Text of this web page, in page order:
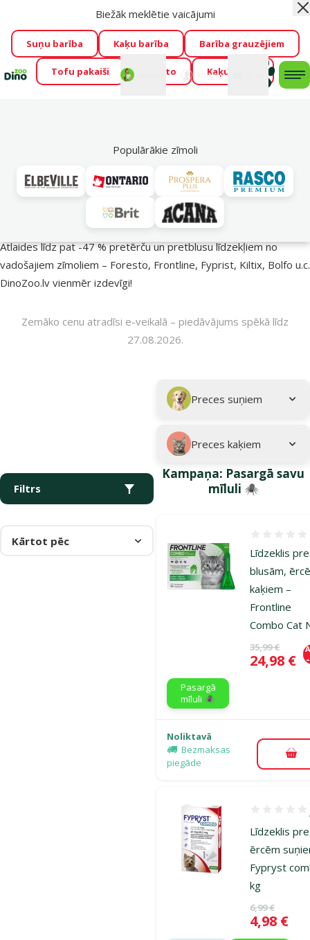
Visu mēnesi Dino Zoo piedāvā lieliskas cenas mīluļu TOP
barībām! 🍖→Skatīt piedāvājumu!
Fotokonkurss “GADA ŪSAIŅI”!
Varbūt tieši Tavs mīlulis
būs 2027. gada zvaigzne
→Piedalīties
Mans
konts
Biežāk meklētie vaicājumi
Suņu barība Kaķu barība Barība grauzējiem
Tofu pakaiši Foresto Kaķu mājas
Populārākie zīmoli
Pasargā savu mīluli 🕷️
Atlaides līdz pat -47 % pretērču un pretblusu līdzekļiem no
vadošajiem zīmoliem – Foresto, Frontline, Fyprist, Kiltix, Bolfo u.c.
DinoZoo.lv vienmēr izdevīgi!
Zemāko cenu atradīsi e-veikalā – piedāvājums spēkā līdz
27.08.2026.
Apakškategorija
Preces suņiem
Preces kaķiem
Filtrs
Kampaņa: Pasargā savu
mīluli 🕷️
Kārtot pēc
Līdzeklis
blusām,
kaķiem –
Frontline
Combo Cat
Oriģinālā
35,99 €
Cena
24,98 €
Pasargā
mīluli 🕷️
Noliktavā
Bezmaksas
piegāde
Līdzeklis
ērcēm
Fypryst
kg
Oriģinālā
6,99 €
Cena
4,98 €